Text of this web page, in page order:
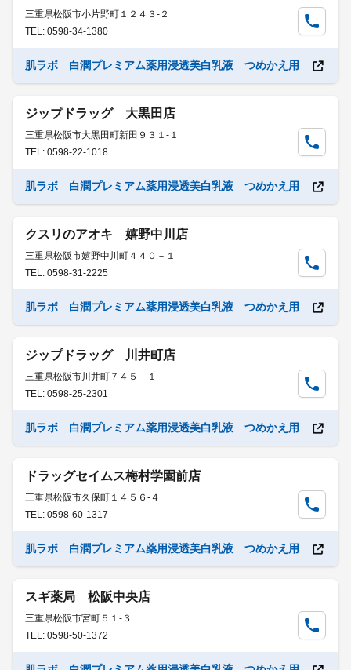
三重県松阪市小片野町１２４３-２
TEL: 0598-34-1380
肌ラボ 白潤プレミアム薬用浸透美白乳液 つめかえ用
ジップドラッグ 大黒田店
三重県松阪市大黒田町新田９３１-１
TEL: 0598-22-1018
肌ラボ 白潤プレミアム薬用浸透美白乳液 つめかえ用
クスリのアオキ 嬉野中川店
三重県松阪市嬉野中川町４４０－１
TEL: 0598-31-2225
肌ラボ 白潤プレミアム薬用浸透美白乳液 つめかえ用
ジップドラッグ 川井町店
三重県松阪市川井町７４５－１
TEL: 0598-25-2301
肌ラボ 白潤プレミアム薬用浸透美白乳液 つめかえ用
ドラッグセイムス梅村学園前店
三重県松阪市久保町１４５６-４
TEL: 0598-60-1317
肌ラボ 白潤プレミアム薬用浸透美白乳液 つめかえ用
スギ薬局 松阪中央店
三重県松阪市宮町５１-３
TEL: 0598-50-1372